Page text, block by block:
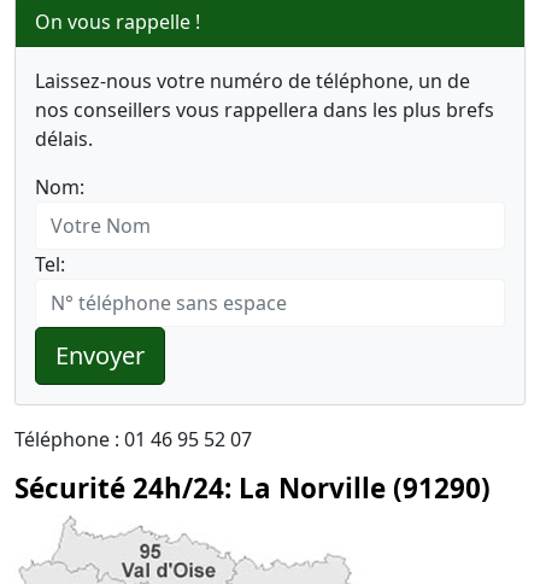
On vous rappelle !
Laissez-nous votre numéro de téléphone, un de
nos conseillers vous rappellera dans les plus brefs
délais.
Nom:
Tel:
Envoyer
Téléphone : 01 46 95 52 07
Sécurité 24h/24: La Norville (91290)